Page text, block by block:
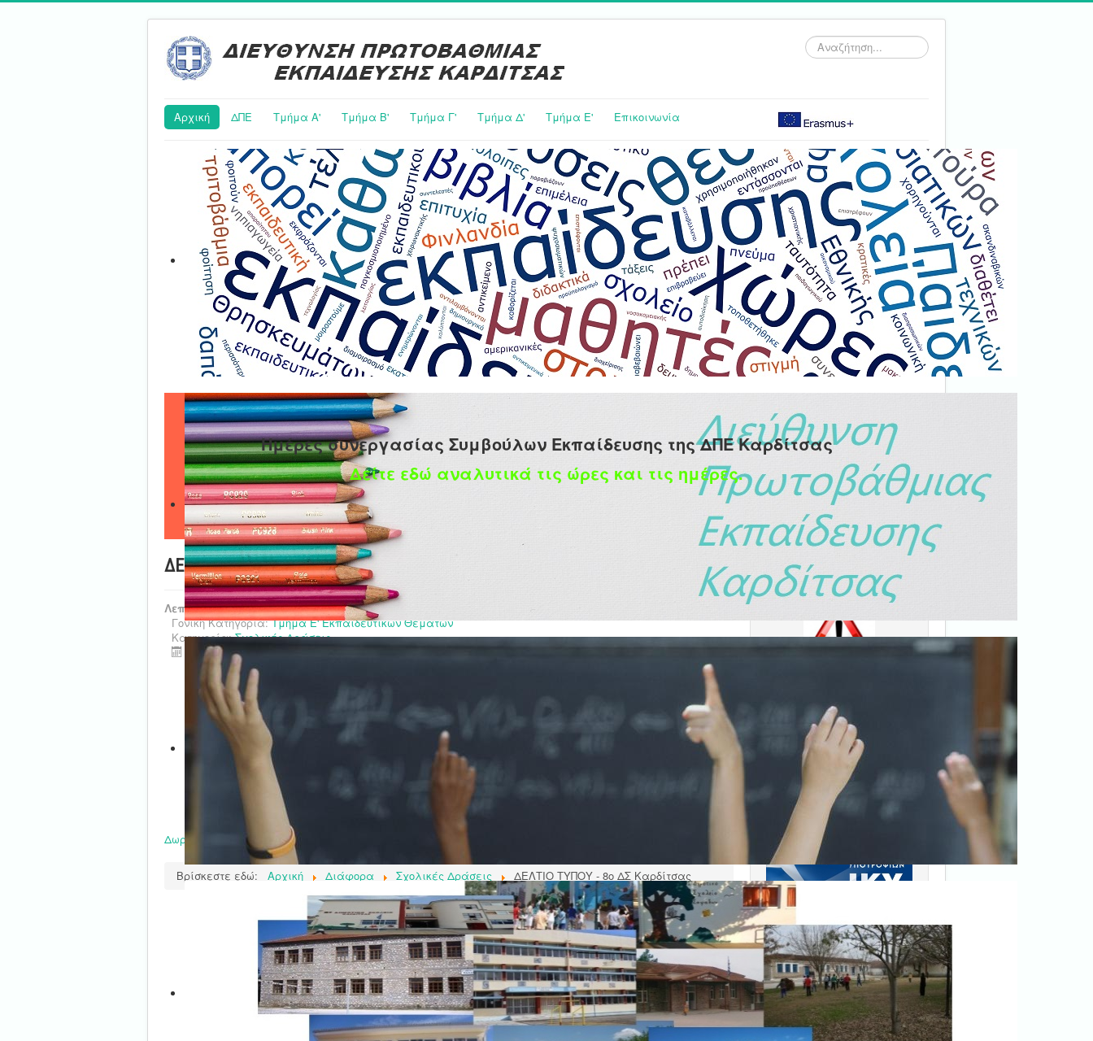
Αναζήτηση...
Αρχική ΔΠΕ Τμήμα Α' Τμήμα Β' Τμήμα Γ' Τμήμα Δ' Τμήμα E' Επικοινωνία
Ημέρες συνεργασίας Συμβούλων Εκπαίδευσης της ΔΠΕ Καρδίτσας
Δείτε εδώ αναλυτικά τις ώρες και τις ημέρες.
ΔΕΛΤΙΟ ΤΥΠΟΥ - 8ο ΔΣ Καρδίτσας
Λεπτομέρειες
Γονική Κατηγορία:Τμήμα Ε' Εκπαιδευτικών Θεμάτων
Κατηγορία:Σχολικές Δράσεις
Τελευταία ενημέρωση : 03 Ιανουαρίου 2024
Δωρεά λογοτεχνικών βιβλίων σε πλημμυροπαθές σχολείο
Βρίσκεστε εδώ: Αρχική Διάφορα Σχολικές Δράσεις ΔΕΛΤΙΟ ΤΥΠΟΥ - 8ο ΔΣ Καρδίτσας
Ψηφιακή βεβαίωση
εγγράφου
υπογεγραμμένα.
Ξεκινήστε εδώ.
Διαβάστε την αντίστοιχη
νομοθεσία
Erasmus+